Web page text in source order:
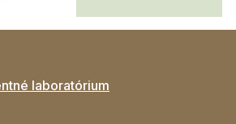
laboratórium